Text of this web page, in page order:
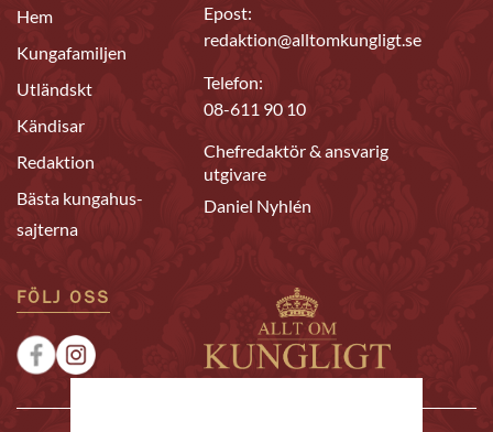
Hem
Kungafamiljen
Utländskt
Kändisar
Redaktion
Bästa kungahus-
sajterna
Epost:
redaktion@alltomkungligt.se
Telefon:
08-611 90 10
Chefredaktör & ansvarig
utgivare
Daniel Nyhlén
FÖLJ OSS